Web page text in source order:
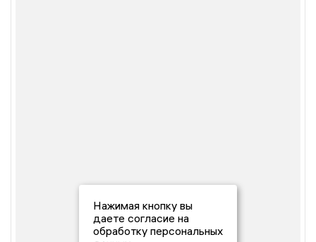
Нажимая кнопку вы
даете согласие на
обработку персональных